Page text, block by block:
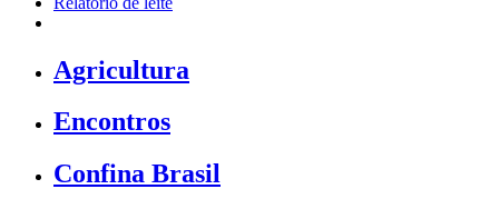
Agricultura
Encontros
Confina Brasil